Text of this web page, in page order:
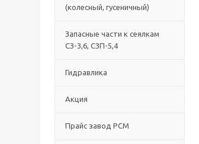
(колесный, гусеничный)
Запасные части к сеялкам
СЗ-3,6, СЗП-5,4
Гидравлика
Акция
Прайс завод РСМ